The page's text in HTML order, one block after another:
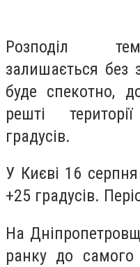
Розподіл
залишається без
буде спекотно,
решті
градусів.
У Києві 16
+25 градусів.
На
ранку до